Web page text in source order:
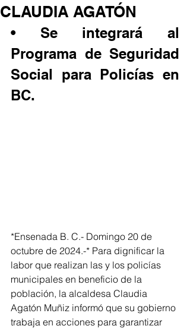
CLAUDIA AGATÓN
• Se integrará al
Programa de Seguridad
Social para Policías en
BC.
*Ensenada B. C.- Domingo 20 de
octubre de 2024.-* Para dignificar la
labor que realizan las y los policías
municipales en beneficio de la
población, la alcaldesa Claudia
Agatón Muñiz informó que su gobierno
trabaja en acciones para garantizar